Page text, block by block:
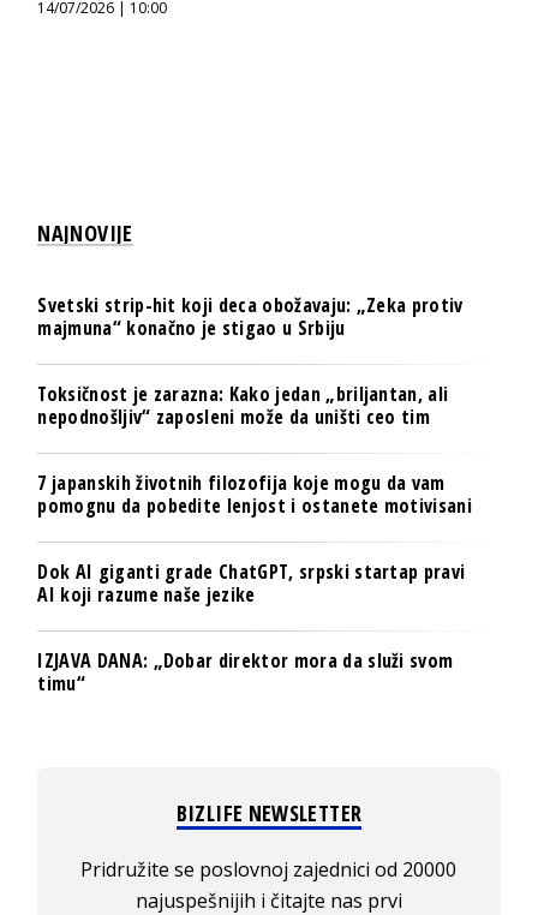
14/07/2026 | 10:00
NAJNOVIJE
Svetski strip-hit koji deca obožavaju: „Zeka protiv
majmuna“ konačno je stigao u Srbiju
Toksičnost je zarazna: Kako jedan „briljantan, ali
nepodnošljiv“ zaposleni može da uništi ceo tim
7 japanskih životnih filozofija koje mogu da vam
pomognu da pobedite lenjost i ostanete motivisani
Dok AI giganti grade ChatGPT, srpski startap pravi
AI koji razume naše jezike
IZJAVA DANA: „Dobar direktor mora da služi svom
timu“
BIZLIFE NEWSLETTER
Pridružite se poslovnoj zajednici od 20000
najuspešnijih i čitajte nas prvi